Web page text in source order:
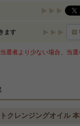
ます
選者より少ない場合、当
クレンジングオイル